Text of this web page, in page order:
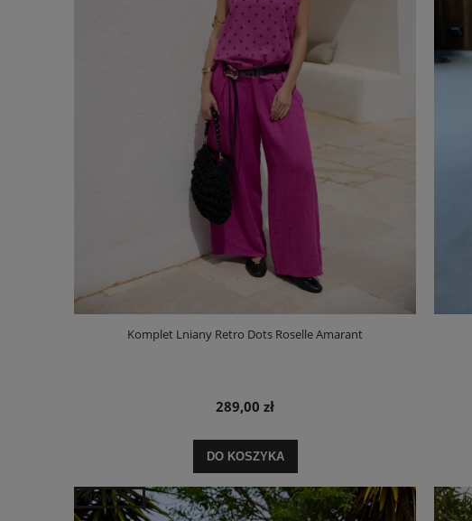
Komplet Lniany Retro Dots Roselle Amarant
289,00 zł
DO KOSZYKA
NOWOŚĆ